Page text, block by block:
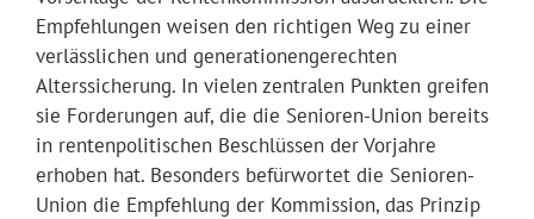
Empfehlungen weisen den richtigen Weg zu einer
verlässlichen und generationengerechten
Alterssicherung. In vielen zentralen Punkten greifen
sie Forderungen auf, die die Senioren-Union bereits
in rentenpolitischen Beschlüssen der Vorjahre
erhoben hat. Besonders befürwortet die Senioren-
Union die Empfehlung der Kommission, das Prinzip